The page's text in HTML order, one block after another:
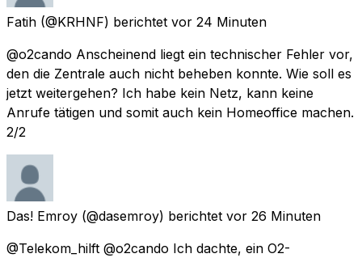
Fatih (@KRHNF) berichtet vor 24 Minuten
@o2cando Anscheinend liegt ein technischer Fehler vor,
den die Zentrale auch nicht beheben konnte. Wie soll es
jetzt weitergehen? Ich habe kein Netz, kann keine
Anrufe tätigen und somit auch kein Homeoffice machen.
2/2
Das! Emroy (@dasemroy) berichtet vor 26 Minuten
@Telekom_hilft @o2cando Ich dachte, ein O2-